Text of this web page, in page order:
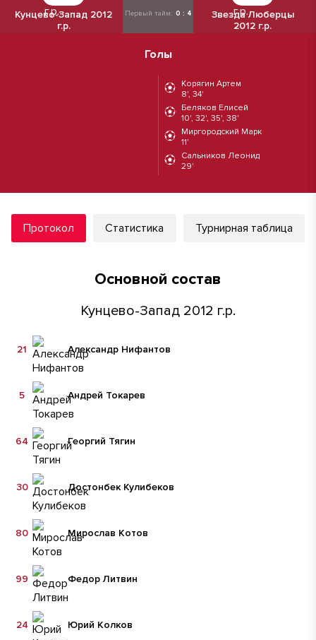
Кунцево-Запад 2012
г.р.
Первый тайм: 0 : 4
Звезда Люберцы
2012 г.р.
Голы
Корягин Артем
8', 34'
Беляков Елисей
10', 32', 35', 38'
Миргородский Марк
11'
Сальников Леонид
29'
Протокол Статистика Турнирная таблица
Основной состав
Кунцево-Запад 2012 г.р.
Александр Нифантов
21
Андрей Токарев
5
Георгий Тягин
64
Достонбек Кулибеков
30
Мирослав Котов
80
Федор Литвин
99
Юрий Колков
24